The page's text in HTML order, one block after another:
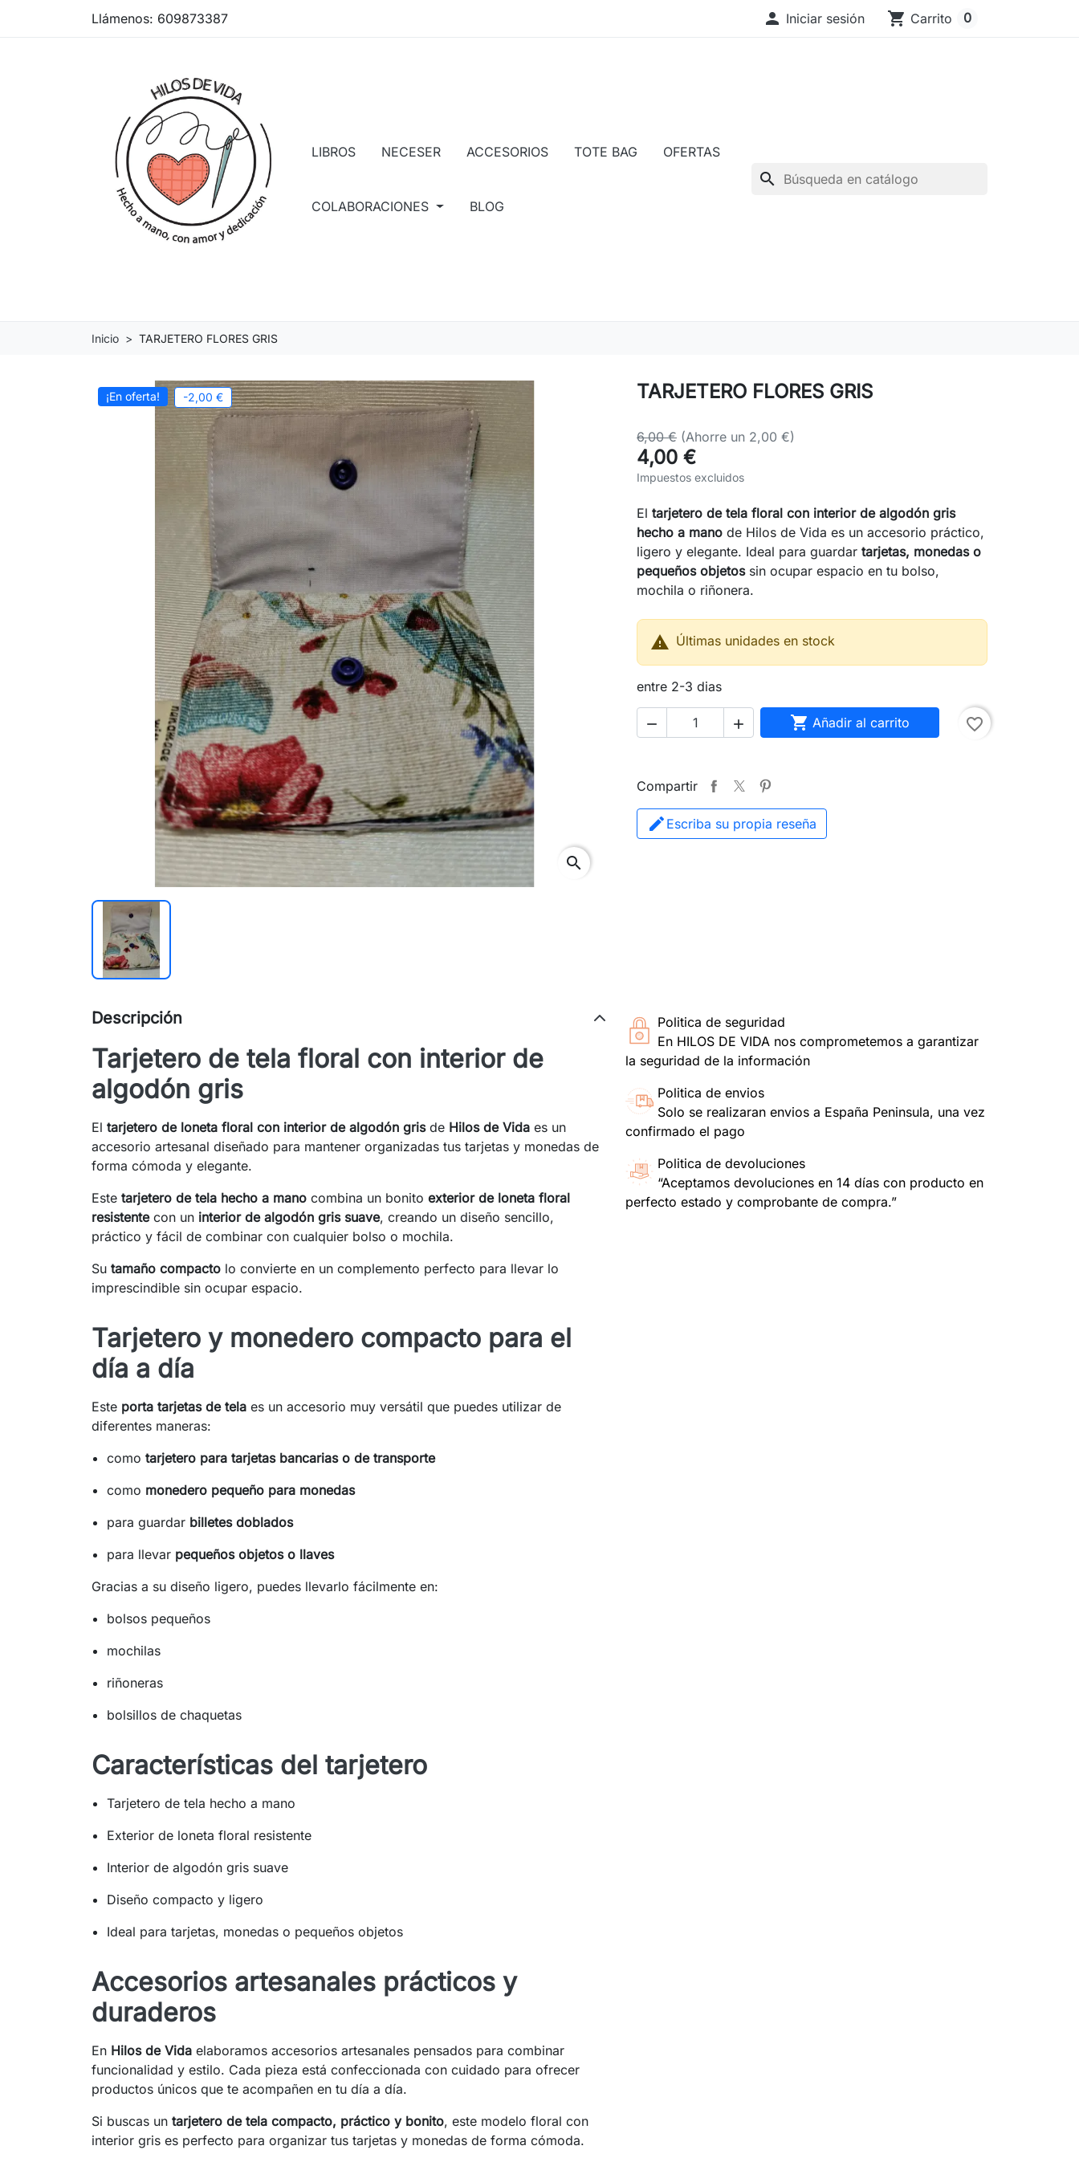
Llámenos: 609873387  Iniciar sesión shopping_cart Carrito 0
LIBROS NECESER ACCESORIOS TOTE BAG OFERTAS
COLABORACIONES BLOG
search
Inicio TARJETERO FLORES GRIS
¡En oferta! -2,00 €
search
TARJETERO FLORES GRIS
6,00 € (Ahorre un 2,00 €)
4,00 €
Impuestos excluidos
El tarjetero de tela floral con interior de algodón gris
hecho a mano de Hilos de Vida es un accesorio práctico,
ligero y elegante. Ideal para guardar tarjetas, monedas o
pequeños objetossin ocupar espacio en tu bolso,
mochila o riñonera.
 Últimas unidades en stock
entre 2-3 dias
   Añadir al carrito favorite_border
Compartir
Escriba su propia reseña
Politica de seguridad
En HILOS DE VIDA nos comprometemos a garantizar
la seguridad de la información
Politica de envios
Solo se realizaran envios a España Peninsula, una vez
confirmado el pago
Politica de devoluciones
“Aceptamos devoluciones en 14 días con producto en
perfecto estado y comprobante de compra.”
Descripción
Tarjetero de tela floral con interior de
algodón gris
El tarjetero de loneta floral con interior de algodón grisde Hilos de Vida es un
accesorio artesanal diseñado para mantener organizadas tus tarjetas y monedas de
forma cómoda y elegante.
Este tarjetero de tela hecho a mano combina un bonito exterior de loneta floral
resistentecon un interior de algodón gris suave, creando un diseño sencillo,
práctico y fácil de combinar con cualquier bolso o mochila.
Su tamaño compacto lo convierte en un complemento perfecto para llevar lo
imprescindible sin ocupar espacio.
Tarjetero y monedero compacto para el
día a día
Este porta tarjetas de tela es un accesorio muy versátil que puedes utilizar de
diferentes maneras:
comotarjetero para tarjetas bancarias o de transporte
como monedero pequeño para monedas
para guardar billetes doblados
para llevar pequeños objetos o llaves
Gracias a su diseño ligero, puedes llevarlo fácilmente en:
bolsos pequeños
mochilas
riñoneras
bolsillos de chaquetas
Características del tarjetero
Tarjetero de tela hecho a mano
Exterior de loneta floral resistente
Interior de algodón gris suave
Diseño compacto y ligero
Ideal para tarjetas, monedas o pequeños objetos
Accesorios artesanales prácticos y
duraderos
En Hilos de Vida elaboramos accesorios artesanales pensados para combinar
funcionalidad y estilo. Cada pieza está confeccionada con cuidado para ofrecer
productos únicos que te acompañen en tu día a día.
Si buscas un tarjetero de tela compacto, práctico y bonito, este modelo floral con
interior gris es perfecto para organizar tus tarjetas y monedas de forma cómoda.